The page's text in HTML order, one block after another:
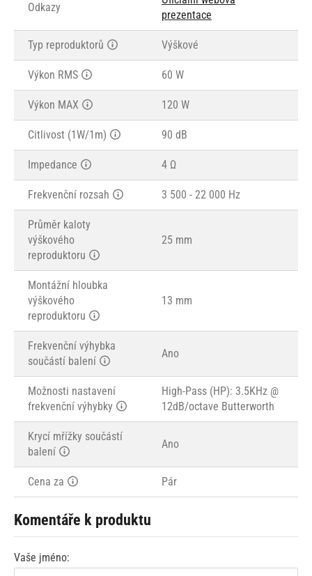
Odkazy
prezentace
Typ reproduktorů Výškové
Výkon RMS 60 W
Výkon MAX 120 W
Citlivost (1W/1m) 90 dB
Impedance 4 Ω
Frekvenční rozsah 3 500 - 22 000 Hz
Průměr kaloty
výškového
reproduktoru
25 mm
Montážní hloubka
výškového
reproduktoru
13 mm
Frekvenční výhybka
součástí balení
Ano
Možnosti nastavení
frekvenční výhybky
High-Pass (HP): 3.5KHz @
12dB/octave Butterworth
Krycí mřížky součástí
balení
Ano
Cena za Pár
Komentáře k produktu
Vaše jméno: